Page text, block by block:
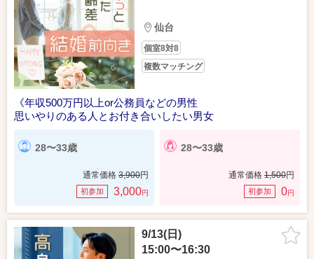
仙台
個室8対8
複数マッチング
《年収500万円以上or公務員などの男性
思いやりのある人とお付き合いしたい男女
28〜33歳
通常価格 3,900円
初参加 3,000円
28〜33歳
通常価格 1,500円
初参加 0円
9/13(日)
15:00〜16:30